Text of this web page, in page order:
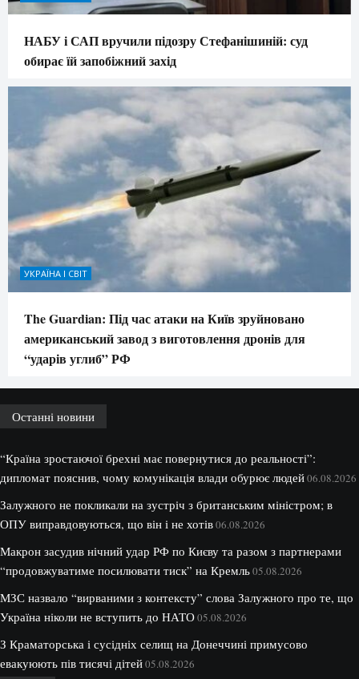
НАБУ і САП вручили підозру Стефанішиній: суд
обирає їй запобіжний захід
УКРАЇНА І СВІТ
The Guardian: Під час атаки на Київ зруйновано
американський завод з виготовлення дронів для
“ударів углиб” РФ
Останні новини
“Країна зростаючої брехні має повернутися до реальності”:
дипломат пояснив, чому комунікація влади обурює людей06.08.2026
Залужного не покликали на зустріч з британським міністром; в
ОПУ виправдовуються, що він і не хотів06.08.2026
Макрон засудив нічний удар РФ по Києву та разом з партнерами
“продовжуватиме посилювати тиск” на Кремль05.08.2026
МЗС назвало “вирваними з контексту” слова Залужного про те, що
Україна ніколи не вступить до НАТО05.08.2026
З Краматорська і сусідніх селищ на Донеччині примусово
евакуюють пів тисячі дітей05.08.2026